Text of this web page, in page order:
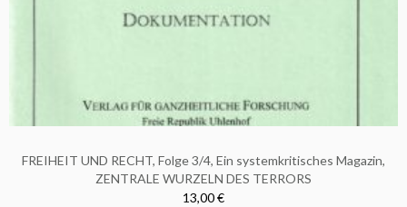
FREIHEIT UND RECHT, Folge 3/4, Ein systemkritisches Magazin,
ZENTRALE WURZELN DES TERRORS
13,00 €